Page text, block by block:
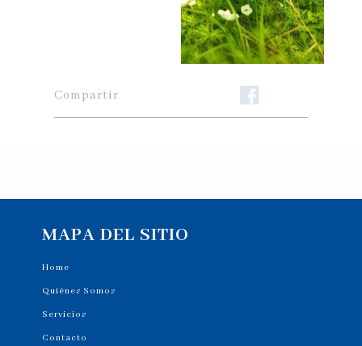
Compartir
MAPA DEL SITIO
Home
Quiénes Somos
Servicios
Contacto